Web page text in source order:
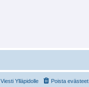
Poista evästeet
Viesti Ylläpidolle